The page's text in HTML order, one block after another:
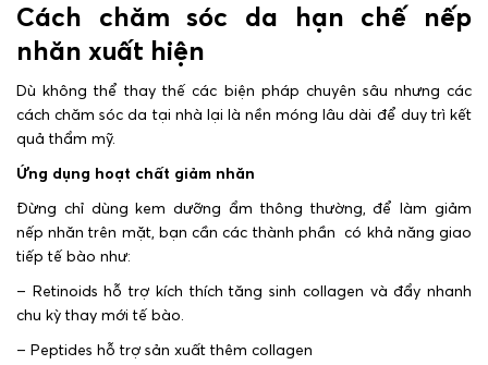
Cách chăm sóc da hạn chế nếp
nhăn xuất hiện
Dù không thể thay thế các biện pháp chuyên sâu nhưng các
cách chăm sóc da tại nhà lại là nền móng lâu dài để duy trì kết
quả thẩm mỹ.
Ứng dụng hoạt chất giảm nhăn
Đừng chỉ dùng kem dưỡng ẩm thông thường, để làm giảm
nếp nhăn trên mặt, bạn cần các thành phần có khả năng giao
tiếp tế bào như:
– Retinoids hỗ trợ kích thích tăng sinh collagen và đẩy nhanh
chu kỳ thay mới tế bào.
– Peptides hỗ trợ sản xuất thêm collagen